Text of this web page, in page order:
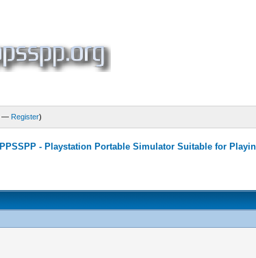
— Register)
PPSSPP - Playstation Portable Simulator Suitable for